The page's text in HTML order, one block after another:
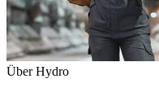
Über Hydro